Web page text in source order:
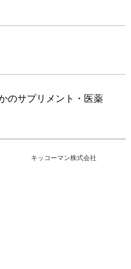
のサプリメント・医薬
キッコーマン株式会社